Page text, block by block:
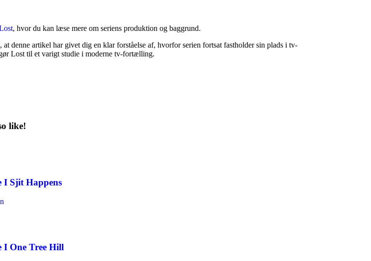
, hvor du kan læse mere om seriens produktion og baggrund.
denne artikel har givet dig en klar forståelse af, hvorfor serien fortsat fastholder sin plads i tv-
Lost til et varigt studie i moderne tv-fortælling.
like!
I Sjit Happens
I One Tree Hill